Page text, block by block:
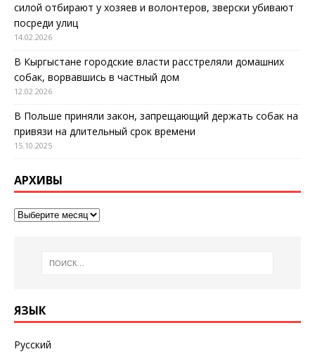
силой отбирают у хозяев и волонтеров, зверски убивают
посреди улиц
14.02.2026
В Кыргыстане городские власти расстреляли домашних
собак, ворвавшись в частный дом
12.02.2026
В Польше приняли закон, запрещающий держать собак на
привязи на длительный срок времени
15.10.2025
АРХИВЫ
ЯЗЫК
Русский